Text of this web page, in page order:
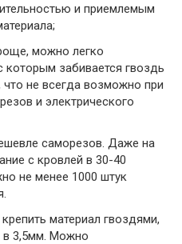
и приемлемым
можно легко
которым забивается гвоздь
не всегда возможно при
и электрического
саморезов. Даже на
с кровлей в 30-40
не менее 1000 штук
материал гвоздями,
в 3,5мм. Можно